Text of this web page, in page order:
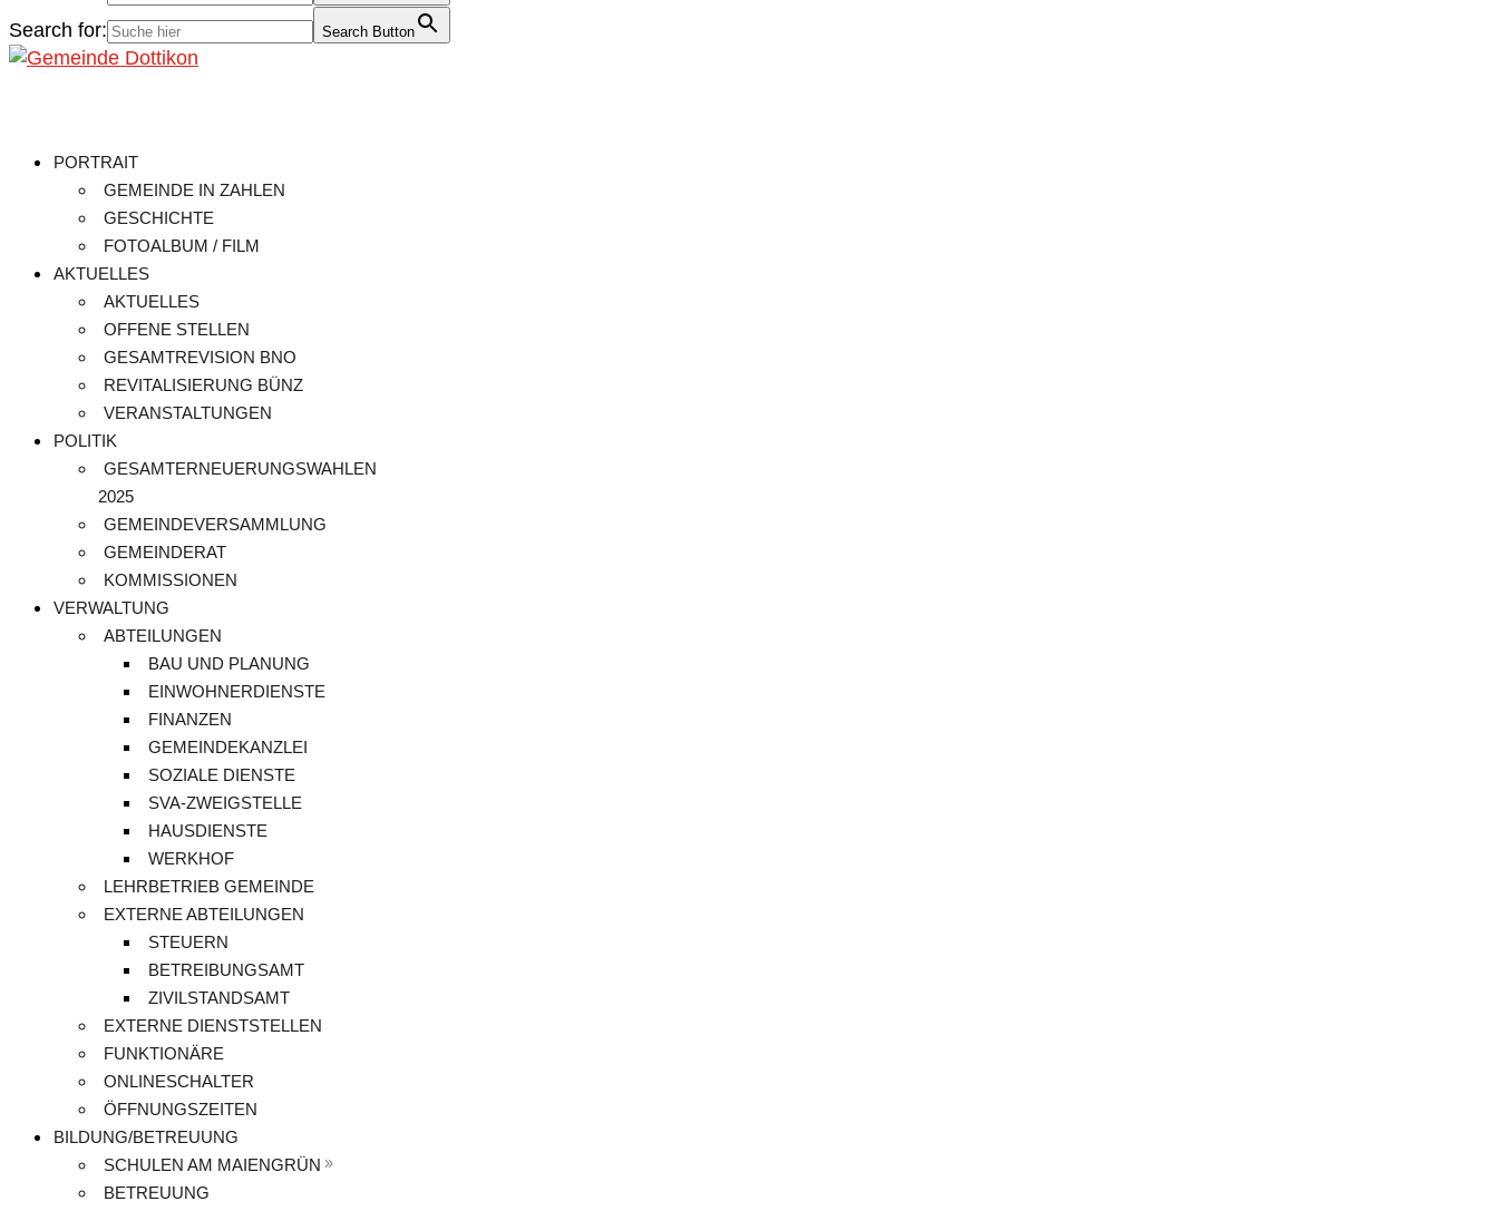
Search for: Search Button
PORTRAIT
GEMEINDE IN ZAHLEN
GESCHICHTE
FOTOALBUM / FILM
AKTUELLES
AKTUELLES
OFFENE STELLEN
GESAMTREVISION BNO
REVITALISIERUNG BÜNZ
VERANSTALTUNGEN
POLITIK
GESAMTERNEUERUNGSWAHLEN
2025
GEMEINDEVERSAMMLUNG
GEMEINDERAT
KOMMISSIONEN
VERWALTUNG
ABTEILUNGEN
BAU UND PLANUNG
EINWOHNERDIENSTE
FINANZEN
GEMEINDEKANZLEI
SOZIALE DIENSTE
SVA-ZWEIGSTELLE
HAUSDIENSTE
WERKHOF
LEHRBETRIEB GEMEINDE
EXTERNE ABTEILUNGEN
STEUERN
BETREIBUNGSAMT
ZIVILSTANDSAMT
EXTERNE DIENSTSTELLEN
FUNKTIONÄRE
ONLINESCHALTER
ÖFFNUNGSZEITEN
BILDUNG/BETREUUNG
SCHULEN AM MAIENGRÜN
BETREUUNG